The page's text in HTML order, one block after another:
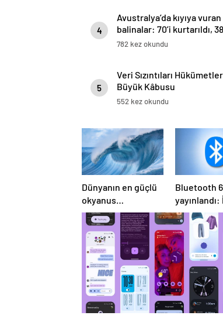
4
Avustralya’da kıyıya vuran
balinalar: 70’i kurtarıldı,
öldü
782 kez okundu
5
Veri Sızıntıları
Büyük Kâbusu
552 kez okundu
Dünyanın en güçlü
okyanus
simülasyon sistemi
Çin’de faaliyete
geçiyor
Bluetooth
yayınlandı:
bilmeniz